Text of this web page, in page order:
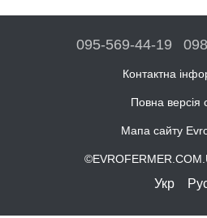
095-569-44-19
Контактна
Повна версія
Мапа сайту
Укр